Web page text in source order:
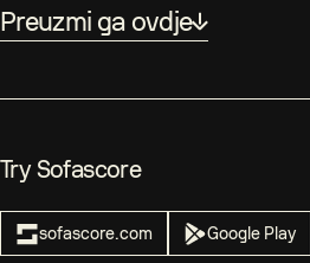
Preuzmi ga ovdje
Try Sofascore
sofascore.com Google Play